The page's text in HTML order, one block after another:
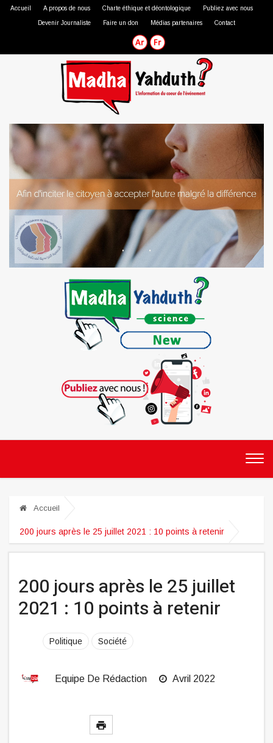
Accueil A propos de nous Charte éthique et déontologique Publiez avec nous
Devenir Journaliste Faire un don Médias partenaires Contact
Accueil
200 jours après le 25 juillet 2021 : 10 points à retenir
200 jours après le 25 juillet
2021 : 10 points à retenir
Politique Société
Equipe De Rédaction Avril 2022